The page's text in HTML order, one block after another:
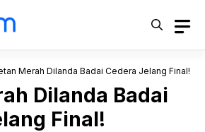
Merah Dilanda Badai Cedera Jelang Final!
Dilanda Badai
Final!